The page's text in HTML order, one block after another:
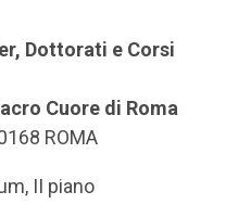
Dottorati e Corsi
Cuore di Roma
ROMA
II piano